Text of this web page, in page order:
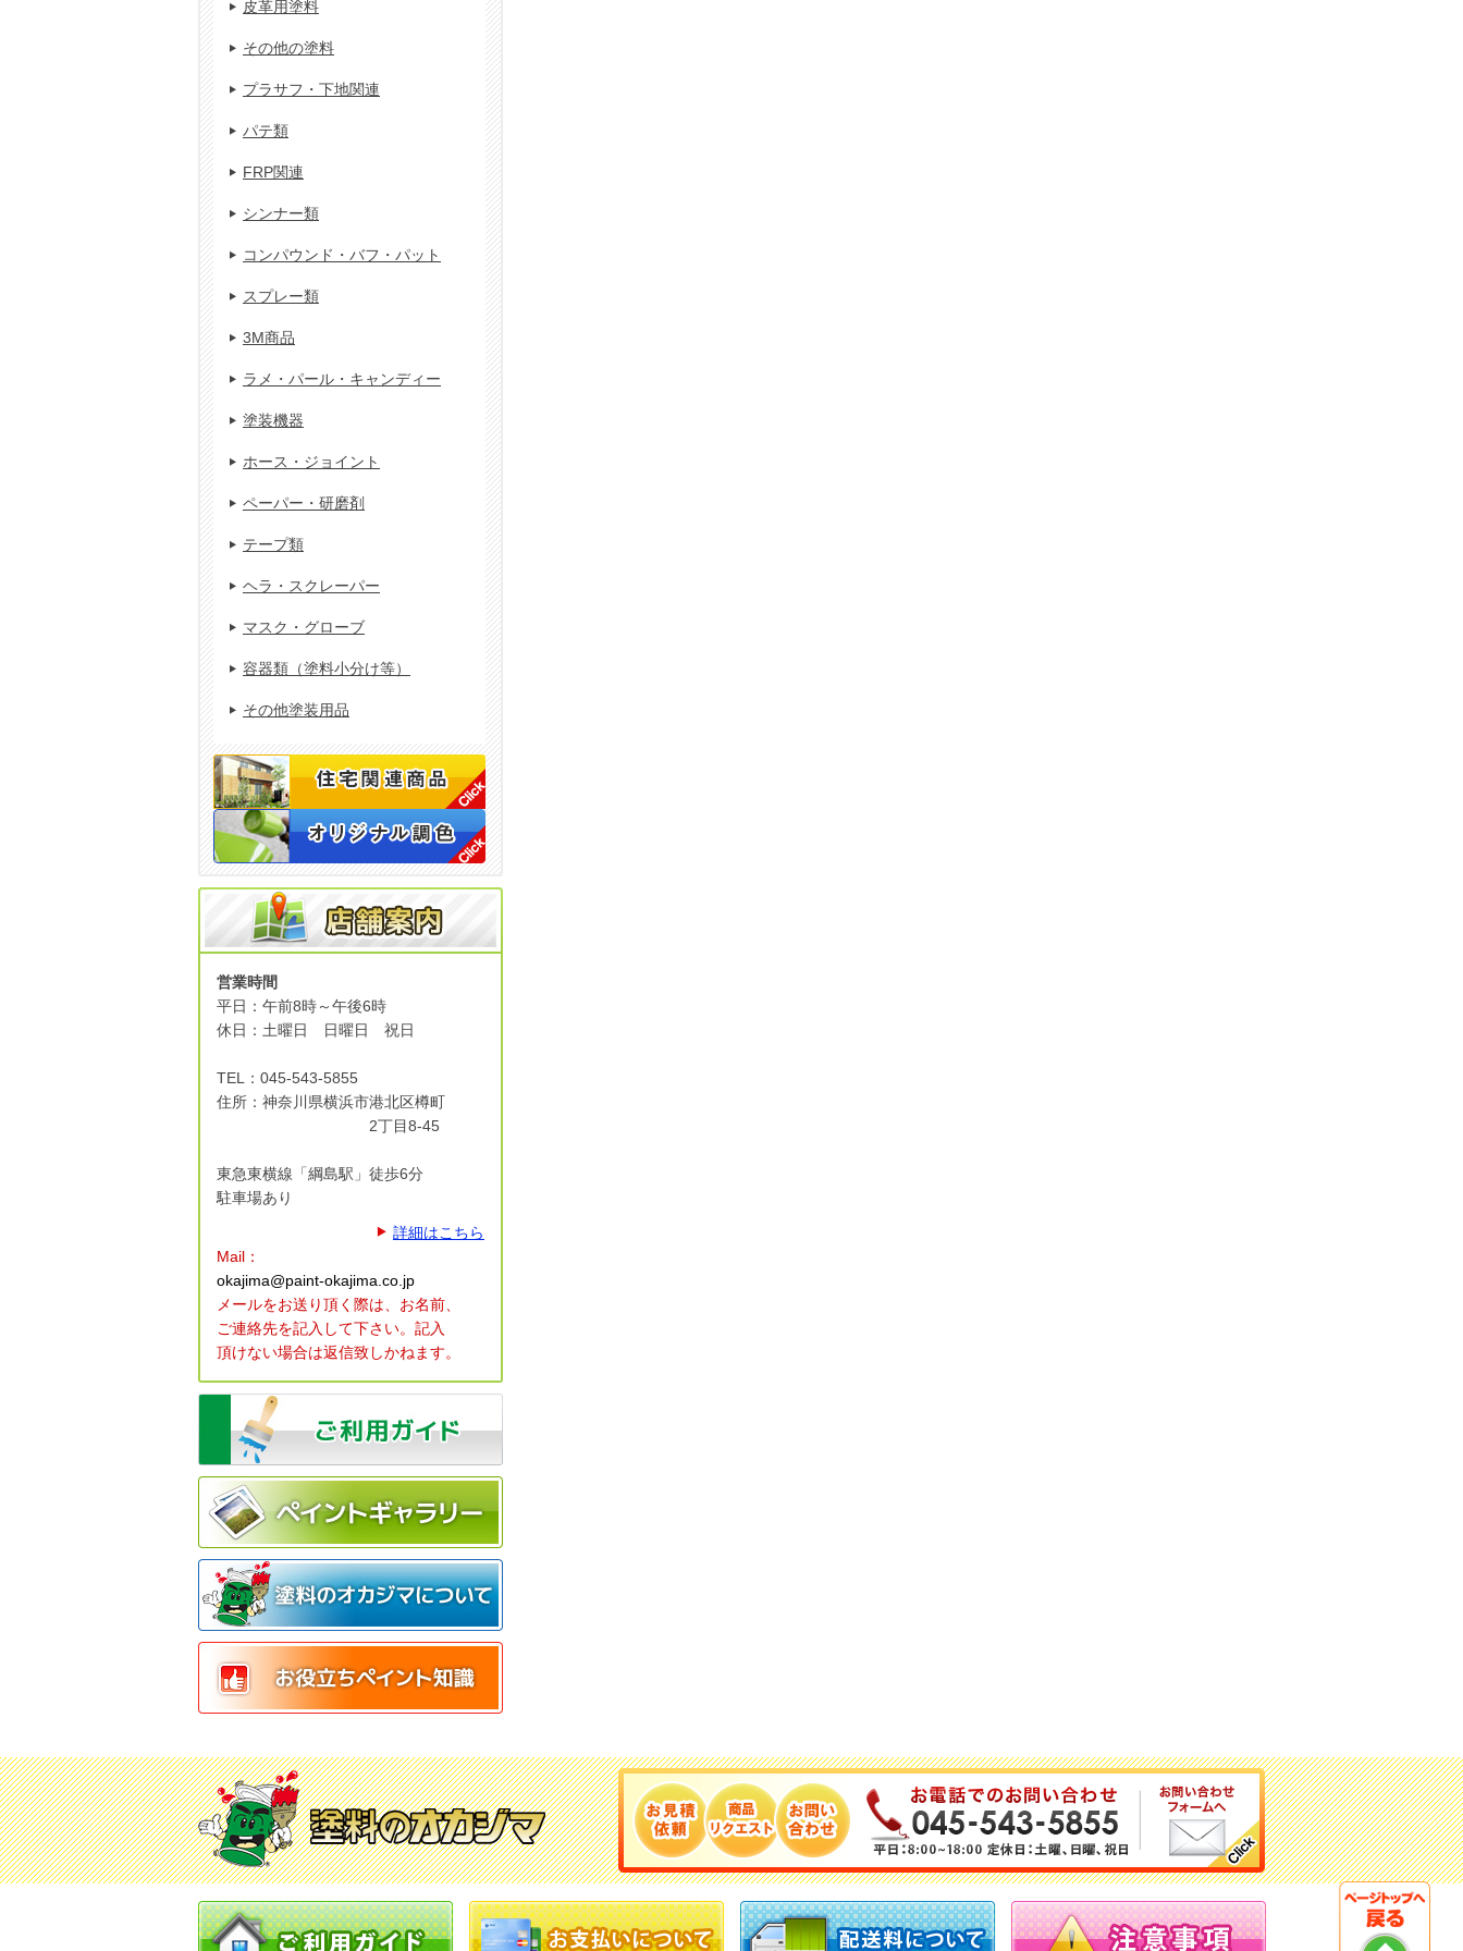
皮革用塗料
その他の塗料
プラサフ・下地関連
パテ類
FRP関連
シンナー類
コンパウンド・バフ・パット
スプレー類
3M商品
ラメ・パール・キャンディー
塗装機器
ホース・ジョイント
ペーパー・研磨剤
テープ類
ヘラ・スクレーパー
マスク・グローブ
容器類（塗料小分け等）
その他塗装用品
営業時間
平日：午前8時～午後6時
休日：土曜日 日曜日 祝日
TEL：045-543-5855
住所：神奈川県横浜市港北区樽町
2丁目8-45
東急東横線「綱島駅」徒歩6分
駐車場あり
詳細はこちら
Mail：
okajima@paint-okajima.co.jp
メールをお送り頂く際は、 お名前、
ご連絡先を記入して下さい。 記入
頂けない場合は返信致しかねます。